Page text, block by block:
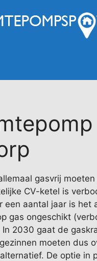
gasvrij
CV-ketel is
een aantal jaar is het
gas ongeschikt
2030 gaat de
moeten dus
De optie in